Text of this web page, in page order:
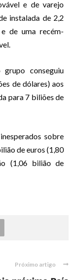
e de varejo
instalada de 2,2
de uma recém-
conseguiu
de dólares) aos
para 7 biliões de
sobre
de euros (1,80
(1,06 bilião de
Próximo artigo